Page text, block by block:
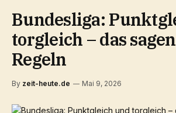
Bundesliga:
torgleich – das
Regeln
By zeit-heute.de Mai 9, 2026